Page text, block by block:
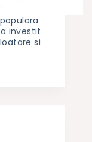
investit
si